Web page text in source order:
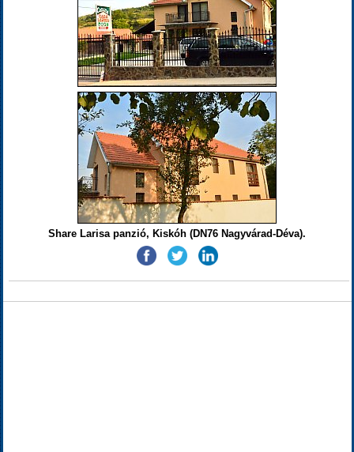
Share Larisa panzió, Kiskóh (DN76 Nagyvárad-Déva).